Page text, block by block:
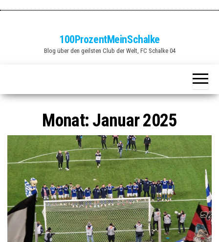
100ProzentMeinSchalke
Blog über den geilsten Club der Welt, FC Schalke 04
Monat: Januar 2025